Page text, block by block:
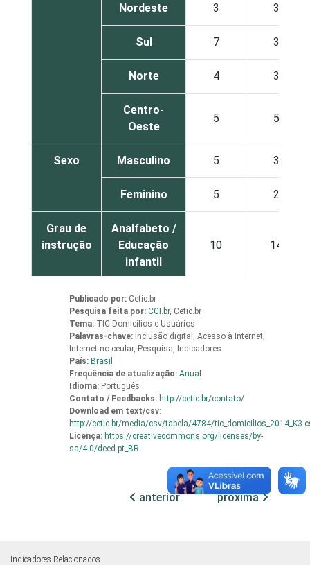
Nordeste 3 3
Sul 7 3
Norte 4 3
Centro-
Oeste
5 5
Sexo Masculino 5 3
Feminino 5 2
Grau de
instrução
Analfabeto /
Educação
infantil
10 14
Fundamental
Médio
Faixa
etária
De 16 a 24
anos
8
De 25 a 34
De 35 a 44
3
Publicado por: Cetic.br
Pesquisa feita por: CGI.br, Cetic.br
Tema: TIC Domicílios e Usuários
Palavras-chave: Inclusão digital, Acesso à Internet,
Internet no ceular, Pesquisa, Indicadores
País: Brasil
Frequência de atualização: Anual
Idioma: Português
Contato / Feedbacks: http://cetic.br/contato/
Download em text/csv:
http://cetic.br/media/csv/tabela/4784/
Licença: https://creativecommons.org/licenses/by-
sa/4.0/deed.pt_BR
anterior próxima
Indicadores Relacionados